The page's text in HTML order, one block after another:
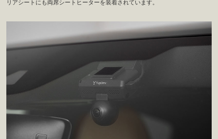
リアシートにも両席シートヒーターを装着されています。